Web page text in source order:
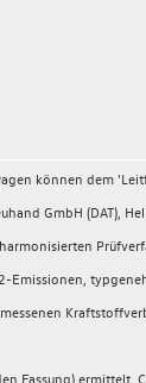
können dem
GmbH (DAT),
Emissionen,
Fassung)